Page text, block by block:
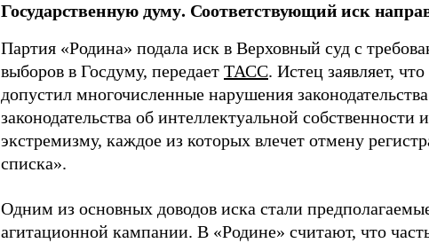
Государственную думу. Соответствующий иск
Партия «Родина» подала иск в Верховный суд с
выборов в Госдуму, передает ТАСС. Истец заявляет,
допустил многочисленные нарушения
законодательства об интеллектуальной собственности
экстремизму, каждое из которых влечет отмену
списка».
Одним из основных доводов иска стали
агитационной кампании. В «Родине» считают, что